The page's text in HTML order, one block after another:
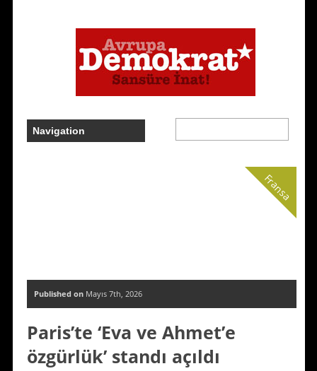
Fransa
Published onMayıs 7th, 2026
Paris’te ‘Eva ve Ahmet’e
özgürlük’ standı açıldı